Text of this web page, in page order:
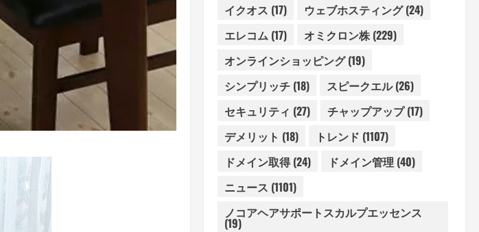
イクオス (17) ウェブホスティング(24)
エレコム(17) オミクロン株(229)
オンラインショッピング(19)
シンプリッチ(18) スピークエル(26)
セキュリティ (27) チャップアップ(17)
デメリット (18) トレンド (1107)
ドメイン取得(24) ドメイン管理 (40)
ニュース (1101)
ノコアヘアサポートスカルプエッセンス
(19)